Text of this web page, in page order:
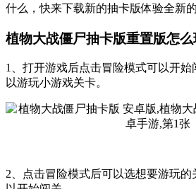
什么，快来下载新的抽卡版体验全新的
植物大战僵尸抽卡版重置版怎么
1、打开游戏后点击冒险模式可以开
以游玩小游戏关卡。
2、点击冒险模式后可以选想要游玩